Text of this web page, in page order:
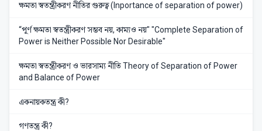
ক্ষমতা স্বতন্ত্রীকরণ নীতির গুরুত্ব (Inportance of separation of power)
“পূর্ণ ক্ষমতা স্বতন্ত্রীকরণ সম্ভব নয়, কাম্যও নয়" "Complete Separation of
Power is Neither Possible Nor Desirable"
ক্ষমতা স্বতন্ত্রীকরণ ও ভারসাম্য নীতি Theory of Separation of Power
and Balance of Power
একনায়কতন্ত্র কী?
গণতন্ত্র কী?